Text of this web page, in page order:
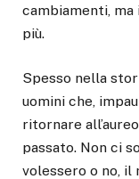
cambiamenti, ma
più.
Spesso nella
uomini che,
ritornare
passato. Non ci
volessero o no, il